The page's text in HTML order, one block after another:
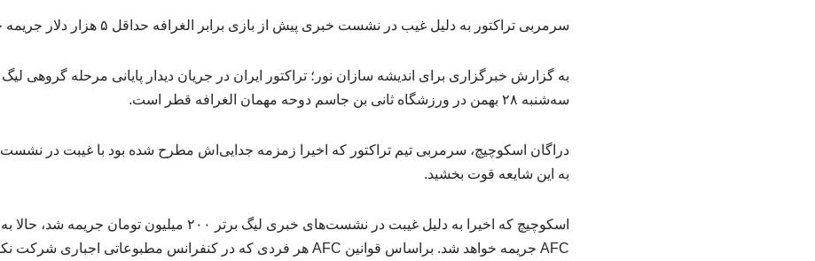
سرمربی تراکتور به دلیل غیب در نشست خبری پیش از بازی برابر الغرافه حداقل ۵ هزار دلار جریمه خواهد شد.
به گزارش خبرگزاری برای اندیشه سازان نور؛ تراکتور ایران در جریان دیدار پایانی مرحله گروهی
سه‌شنبه ۲۸ بهمن در ورزشگاه ثانی بن جاسم دوحه مهمان الغرافه قطر است.
دراگان اسکوچیچ، سرمربی تیم تراکتور که اخیرا زمزمه جدایی‌اش مطرح شده بود با غیبت در نشست
به این شایعه قوت بخشید.
اسکوچیچ که اخیرا به دلیل غیبت در نشست‌های خبری لیگ برتر ۲۰۰